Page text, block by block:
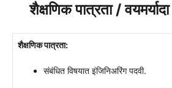
शैक्षणिक पात्रता /
शैक्षणिक पात्रता:
संबंधित विषयात इंजिनिअरिंग पदवी.